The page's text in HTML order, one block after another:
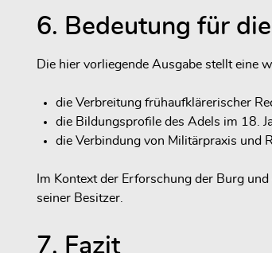
6. Bedeutung für
Die hier vorliegende Ausgabe stellt eine
die Verbreitung frühaufklärerischer
die Bildungsprofile des Adels im 18.
die Verbindung von Militärpraxis und
Im Kontext der Erforschung der Burg
seiner Besitzer.
7. Fazit